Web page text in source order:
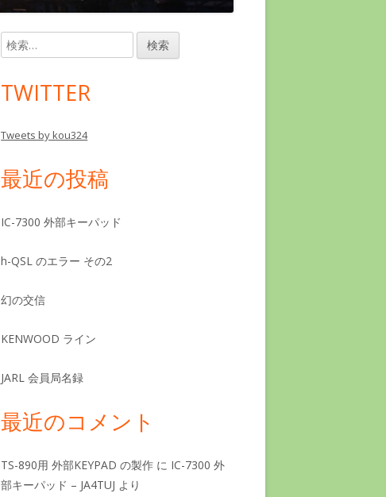
メ
イ
イ
ド
バ
検
索:
TWITTER
Tweets by kou324
最近の投稿
IC-7300 外部キーパッド
h-QSL のエラー その2
幻の交信
KENWOOD ライン
JARL 会員局名録
最近のコメント
TS-890用 外部KEYPAD の製作 に IC-7300 外
部キーパッド – JA4TUJ より